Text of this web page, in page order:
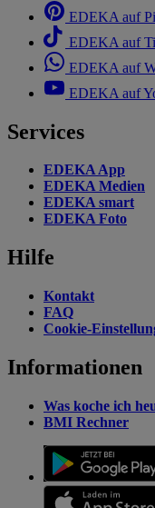
EDEKA auf
EDEKA auf
EDEKA auf
EDEKA auf
Services
EDEKA App
EDEKA Medien
EDEKA smart
EDEKA Foto
Hilfe
Kontakt
FAQ
Cookie-
Informationen
Was koche ich
BMI Rechner